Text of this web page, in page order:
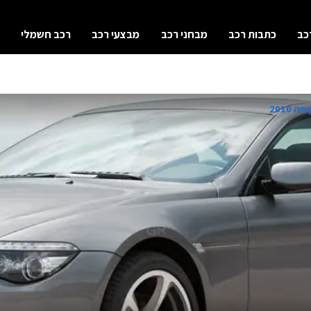
כתבות רכב מבחני רכב מבצעי רכב רכב חשמלי